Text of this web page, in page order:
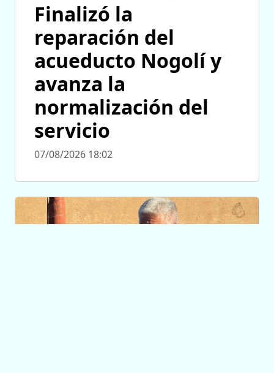
Finalizó la
reparación del
acueducto Nogolí y
avanza la
normalización del
servicio
07/08/2026 18:02